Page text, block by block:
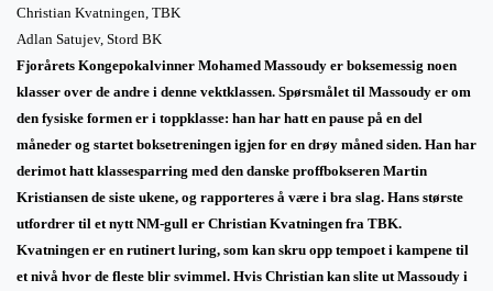
Christian Kvatningen, TBK
Adlan Satujev, Stord BK
Fjorårets Kongepokalvinner Mohamed Massoudy er boksemessig noen
klasser over de andre i denne vektklassen. Spørsmålet til Massoudy er om
den fysiske formen er i toppklasse: han har hatt en pause på en del
måneder og startet boksetreningen igjen for en drøy måned siden. Han har
derimot hatt klassesparring med den danske proffbokseren Martin
Kristiansen de siste ukene, og rapporteres å være i bra slag. Hans største
utfordrer til et nytt NM-gull er Christian Kvatningen fra TBK.
Kvatningen er en rutinert luring, som kan skru opp tempoet i kampene til
et nivå hvor de fleste blir svimmel. Hvis Christian kan slite ut Massoudy i